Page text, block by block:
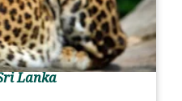
Lanka